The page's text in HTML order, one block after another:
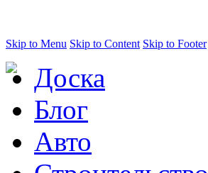
Skip to Menu Skip to Content Skip to Footer
Доска
Блог
Авто